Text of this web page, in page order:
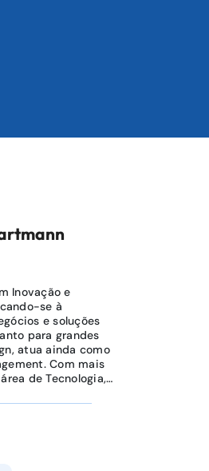
Inovação e
se à
e soluções
para grandes
atua ainda como
Com mais
de Tecnologia,
de sistemas,
de processos.
pela UFRGS,